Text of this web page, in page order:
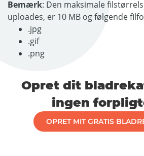
Bemærk: Den maksimale
uploades, er 10 MB og følgende
.jpg
.gif
.png
Opret dit
ingen
OPRET MIT GRATIS